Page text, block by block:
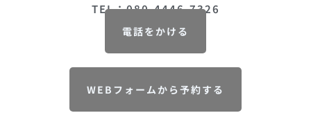
TEL：080-4446-7326
電話をかける
WEBフォームから予約する